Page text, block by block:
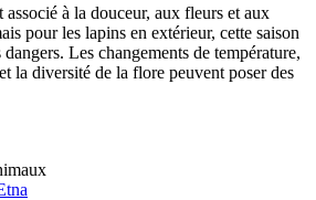
à la douceur, aux fleurs et aux
pour les lapins en extérieur, cette saison
Les changements de température,
la diversité de la flore peuvent poser des